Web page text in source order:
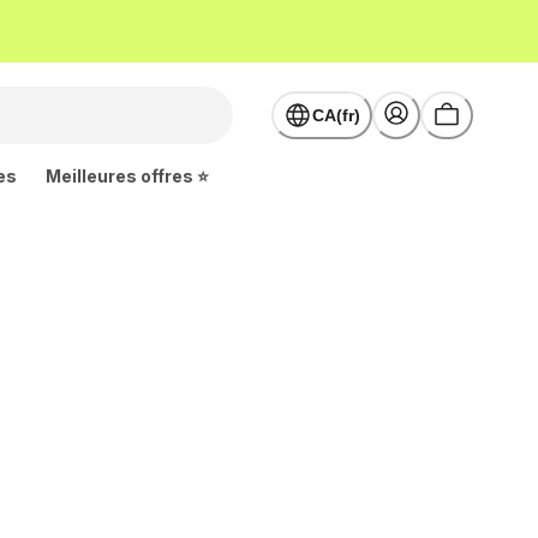
CA(fr)
Meilleures offres ⭐